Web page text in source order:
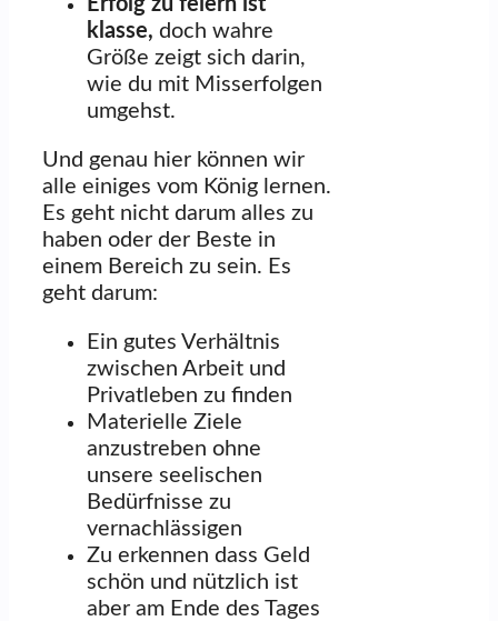
klasse, doch wahre
Größe zeigt sich darin,
wie du mit Misserfolgen
umgehst.
Und genau hier können wir
alle einiges vom König lernen.
Es geht nicht darum alles zu
haben oder der Beste in
einem Bereich zu sein. Es
geht darum:
Ein gutes Verhältnis
zwischen Arbeit und
Privatleben zu finden
Materielle Ziele
anzustreben ohne
unsere seelischen
Bedürfnisse zu
vernachlässigen
Zu erkennen dass Geld
schön und nützlich ist
aber am Ende des Tages